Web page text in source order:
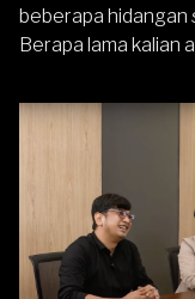
beberapa hidangan
Berapa lama kalian